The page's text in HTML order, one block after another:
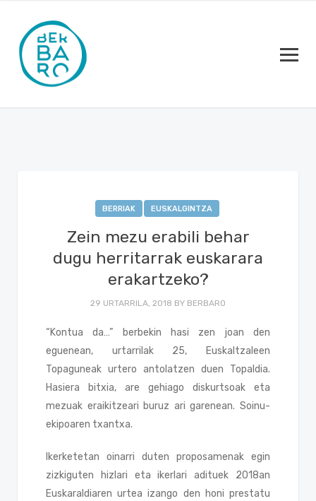
BERRIAK EUSKALGINTZA
Zein mezu erabili behar
dugu herritarrak euskarara
erakartzeko?
29 URTARRILA, 2018 BY BERBARO
“Kontua da…” berbekin hasi zen joan den
eguenean, urtarrilak 25, Euskaltzaleen
Topaguneak urtero antolatzen duen Topaldia.
Hasiera bitxia, are gehiago diskurtsoak eta
mezuak eraikitzeari buruz ari garenean. Soinu-
ekipoaren txantxa.
Ikerketetan oinarri duten proposamenak egin
zizkiguten hizlari eta ikerlari adituek 2018an
Euskaraldiaren urtea izango den honi prestatu